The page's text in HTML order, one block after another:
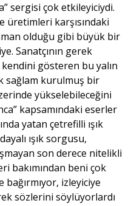
sergisi çok etkileyiciydi.
üretimleri karşısındaki
olduğu gibi büyük bir
Sanatçının gerek
gösteren bu yalın
sağlam kurulmuş bir
yükselebileceğini
kapsamındaki eserler
yatan çetrefilli ışık
ışık sorgusu,
son derece nitelikli
bakımından beni çok
izleyiciye
sözlerini söylüyorlardı